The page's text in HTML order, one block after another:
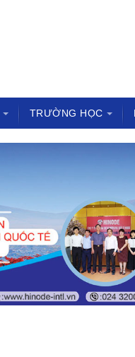
TRƯỜNG HỌC